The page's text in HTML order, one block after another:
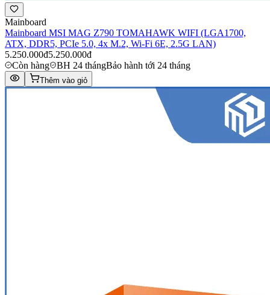
Mainboard
Mainboard MSI MAG Z790 TOMAHAWK WIFI (LGA1700,
ATX, DDR5, PCIe 5.0, 4x M.2, Wi-Fi 6E, 2.5G LAN)
5.250.000đ5.250.000đ
Còn hàng
BH 24 thángBảo hành tới 24 tháng
Thêm vào giỏ